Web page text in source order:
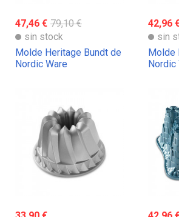
47,46 € 79,10 €
sin stock
Molde Heritage Bundt de
Nordic Ware
42,96
sin
Molde
Nordic